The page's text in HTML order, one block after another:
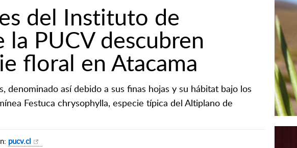
del Instituto de
la PUCV descubren
floral en Atacama
denominado así debido a sus finas hojas y su hábitat bajo los
Festuca chrysophylla, especie típica del Altiplano de
pucv.cl